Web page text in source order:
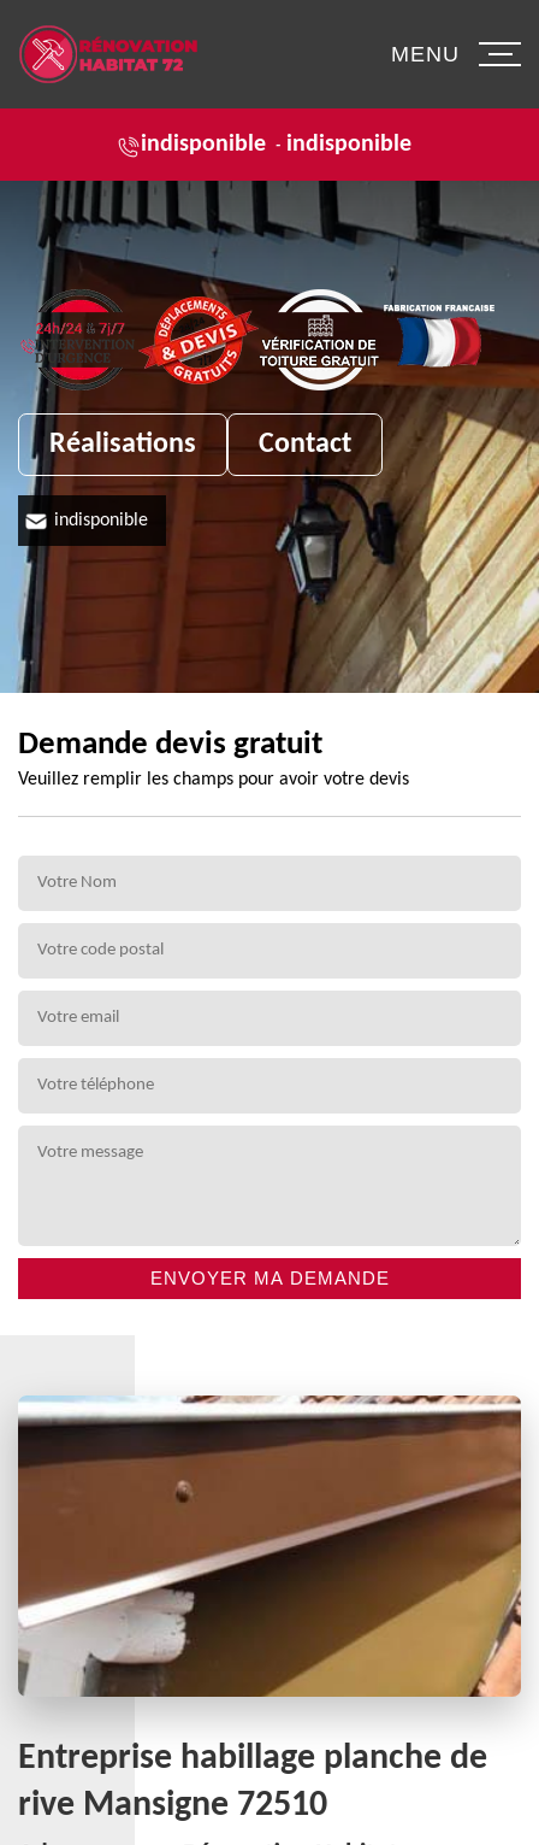
indisponible - indisponible
MENU
Réalisations Contact
indisponible
Demande devis gratuit
Veuillez remplir les champs pour avoir votre devis
Entreprise habillage planche de
rive Mansigne 72510